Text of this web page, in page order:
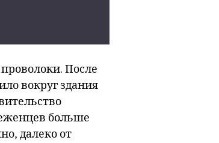
После
вокруг здания
больше
далеко от